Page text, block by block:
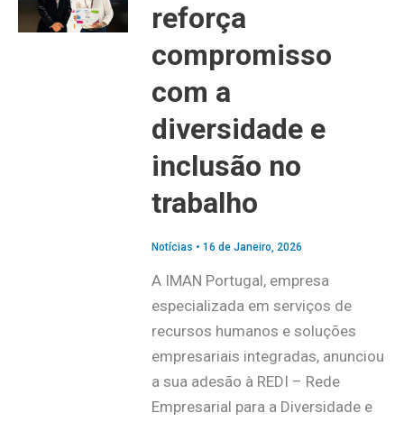
reforça
compromisso
com a
diversidade e
inclusão no
trabalho
Notícias • 16 de Janeiro, 2026
A IMAN Portugal, empresa
especializada em serviços de
recursos humanos e soluções
empresariais integradas, anunciou
a sua adesão à REDI – Rede
Empresarial para a Diversidade e